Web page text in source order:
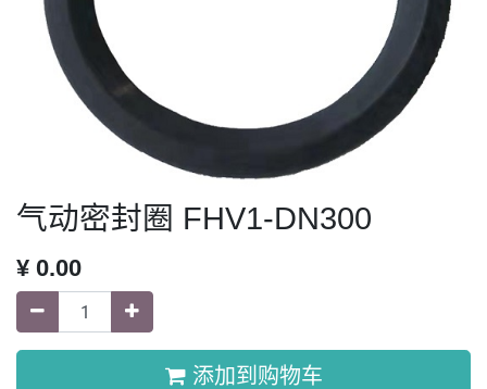
气动密封圈 FHV1-DN300
¥ 0.00
添加到购物车